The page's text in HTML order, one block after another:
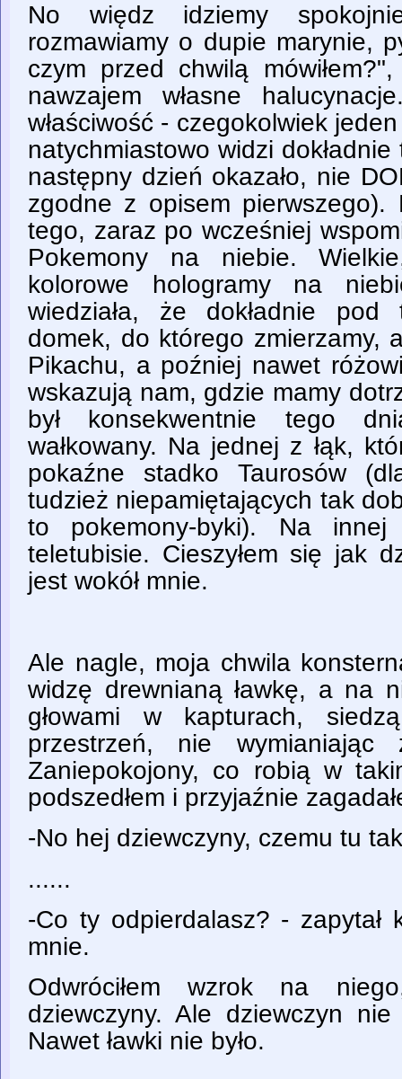
No więdz idziemy
rozmawiamy o dupie marynie,
czym przed chwilą
nawzajem własne
właściwość - czegokolwiek
natychmiastowo widzi
następny dzień okazało, nie
zgodne z opisem pierwszego).
tego, zaraz po wcześniej
Pokemony na niebie.
kolorowe hologramy na
wiedziała, że dokładnie
domek, do którego zmierzamy,
Pikachu, a poźniej nawet
wskazują nam, gdzie mamy
był konsekwentnie tego
wałkowany. Na jednej z łąk,
pokaźne stadko Taurosów
tudzież niepamiętających tak
to pokemony-byki). Na
teletubisie. Cieszyłem się jak
jest wokół mnie.
Ale nagle, moja chwila
widzę drewnianą ławkę, a na
głowami w kapturach,
przestrzeń, nie
Zaniepokojony, co robią w
podszedłem i przyjaźnie
-No hej dziewczyny, czemu tu
......
-Co ty odpierdalasz? - zapytał
mnie.
Odwróciłem wzrok na
dziewczyny. Ale dziewczyn
Nawet ławki nie było.